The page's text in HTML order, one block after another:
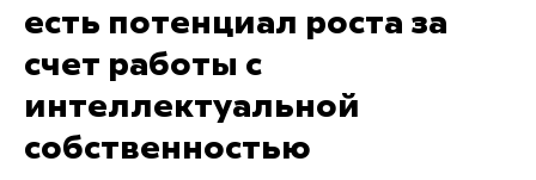
есть потенциал роста за
счет работы с
интеллектуальной
собственностью